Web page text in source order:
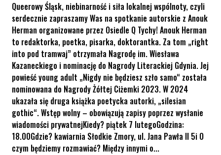
Queerowy Śląsk, niebinarność i siła lokalnej wspólnoty, czyli
serdecznie zapraszamy Was na spotkanie autorskie z Anouk
Herman organizowane przez Osiedle Q Tychy! Anouk Herman
to redaktorka, poetka, pisarka, doktorantka. Za tom „right
into pod tramwaj” otrzymała Nagrodę im. Wiesława
Kazaneckiego i nominację do Nagrody Literackiej Gdynia. Jej
powieść young adult „Nigdy nie będziesz szło samo“ została
nominowana do Nagrody Żółtej Ciżemki 2023. W 2024
ukazała się druga książka poetycka autorki, „silesian
gothic“. Wstęp wolny – obowiązują zapisy poprzez wysłanie
wiadomości prywatnejKiedy? piątek 7 lutegoGodzina:
18.00Gdzie? kawiarnia Słodkie Zmory, ul. Jana Pawła II 5i O
czym będziemy rozmawiać? Między innymi o...